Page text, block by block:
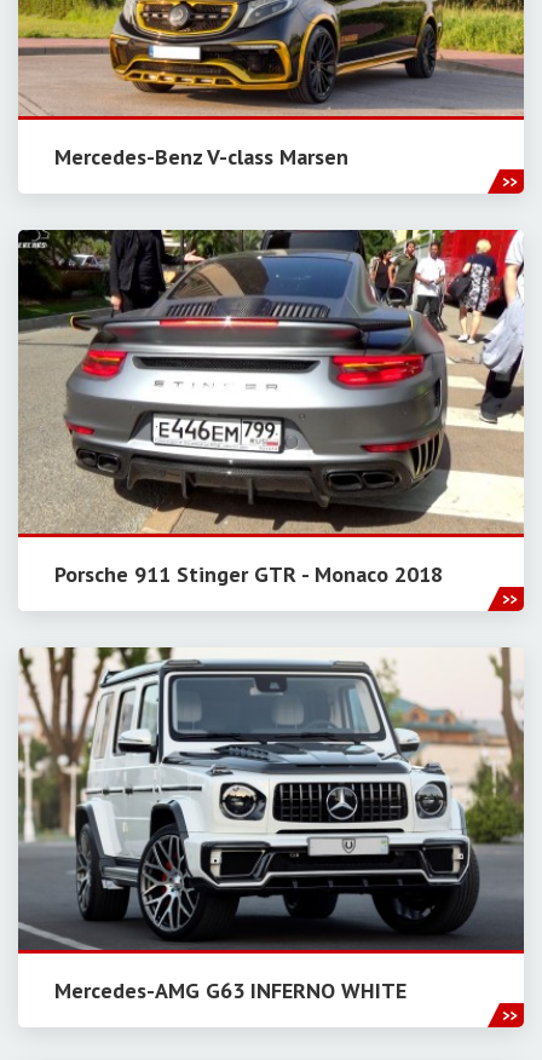
Mercedes-Benz V-class Marsen
Porsche 911 Stinger GTR - Monaco 2018
Mercedes-AMG G63 INFERNO WHITE